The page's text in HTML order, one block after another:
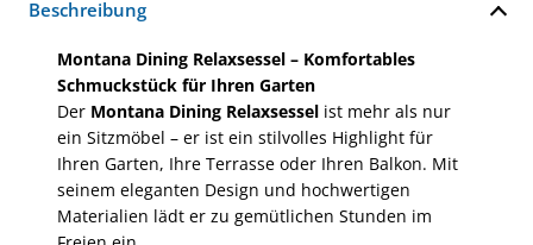
Beschreibung
Montana Dining Relaxsessel – Komfortables
Schmuckstück für Ihren Garten
Der Montana Dining Relaxsessel ist mehr als nur
ein Sitzmöbel – er ist ein stilvolles Highlight für
Ihren Garten, Ihre Terrasse oder Ihren Balkon. Mit
seinem eleganten Design und hochwertigen
Materialien lädt er zu gemütlichen Stunden im